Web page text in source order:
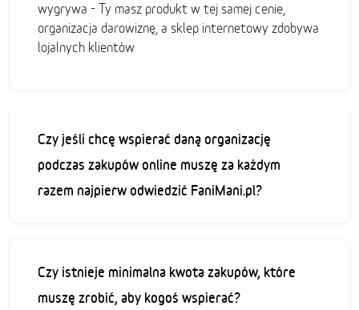
wygrywa - Ty masz produkt w tej samej cenie,
organizacja darowiznę, a sklep internetowy zdobywa
lojalnych klientów
Czy jeśli chcę wspierać daną organizację
podczas zakupów online muszę za każdym
razem najpierw odwiedzić FaniMani.pl?
Czy istnieje minimalna kwota zakupów, które
muszę zrobić, aby kogoś wspierać?